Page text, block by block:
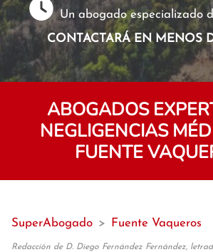
Un abogado especializado
CONTACTARÁ EN MENOS
ABOGADOS
NEGLIGENCIAS
FUENTE
SuperAbogado > Fuente Vaqueros
Redacción de D. Diego Fernández Fernández,